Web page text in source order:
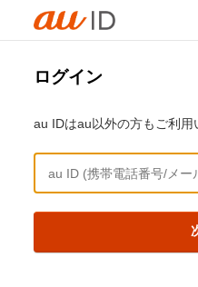
ログイン
au IDはau以外の方もご利用